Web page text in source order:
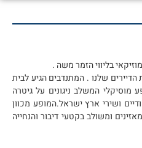
בליווי הזמר משה .
שלנו . המתנדבים הגיע לבית
מוסיקלי המשלב ניגונים על גיטרה
ושירי ארץ ישראל.המופע מכוון
ומשולב בקטעי דיבור והנחייה